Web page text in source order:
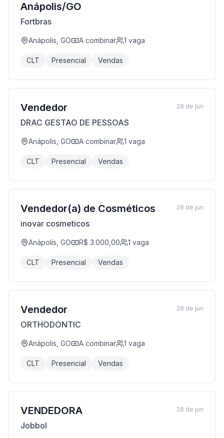
Anápolis/GO
Fortbras
Anápolis, GO A combinar 1 vaga
CLT Presencial Vendas
Vendedor
DRAC GESTAO DE PESSOAS
Anápolis, GO A combinar 1 vaga
CLT Presencial Vendas
28 de jun
Vendedor(a) de Cosméticos
inovar cosmeticos
Anápolis, GO R$ 3.000,00 1 vaga
CLT Presencial Vendas
28 de jun
Vendedor
ORTHODONTIC
Anápolis, GO A combinar 1 vaga
CLT Presencial Vendas
28 de jun
VENDEDORA
Jobbol
28 de jun